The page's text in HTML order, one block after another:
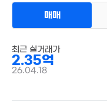
5,500만
'15. 07
매매
최근 실거래가
2.35억
26.04.18